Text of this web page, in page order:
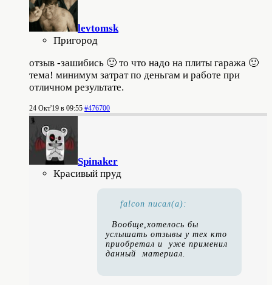
levtomsk
Пригород
отзыв -зашибись 🙂 то что надо на плиты гаража 🙂
тема! минимум затрат по деньгам и работе при
отличном результате.
24 Окт'19 в 09:55 #476700
Spinaker
Красивый пруд
falcon писал(а):
Вообще,хотелось бы
услышать отзывы у тех кто
приобретал и уже применил
данный материал.